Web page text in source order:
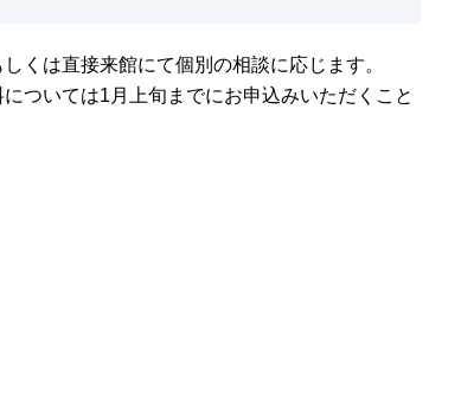
くは直接来館にて個別の相談に応じます。
ついては1月上旬までにお申込みいただくこと